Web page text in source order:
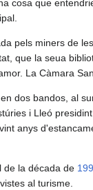
cosa que
pels miners de
que la seua
La Càmara
dos bandos, al
i Lleó
anys
de la década de
al turisme.